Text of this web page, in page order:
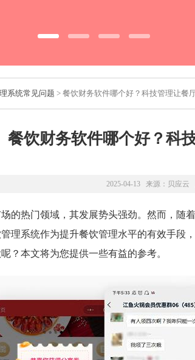
系统常见问题 > 餐饮财务软件哪个好？科技管理让餐
餐饮财务软件哪个好？科
2025-04-13 来源： 贝应云
的热门领域，其发展势头强劲。然而，随
理系统作为提升餐饮管理水平的有效手段
？本文将为您提供一些有益的参考。